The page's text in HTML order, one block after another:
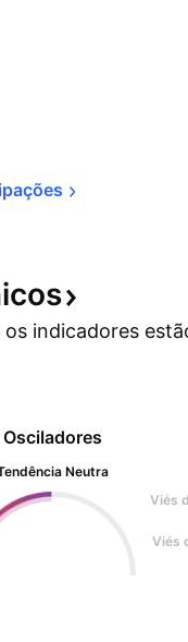
os indicadores
Osciladores
Neutra
Viés
Viés